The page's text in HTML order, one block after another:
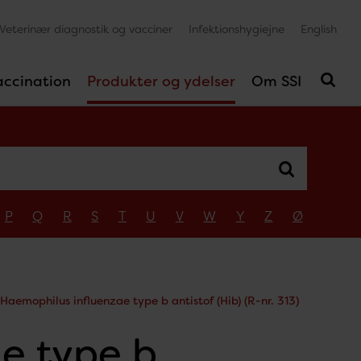
Produkter og ydelser Om SSI
Veterinær diagnostik og vacciner Infektionshygiejne English
P Q R S T U V W Y Z Ø
Haemophilus influenzae type b antistof (Hib) (R-nr. 313)